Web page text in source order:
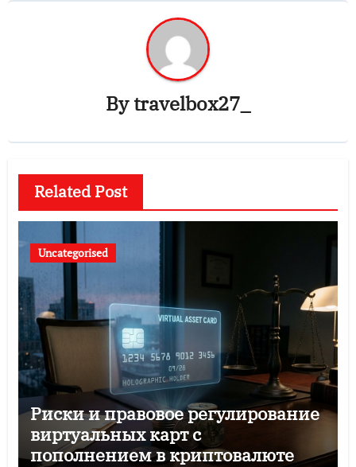
Bytravelbox27_
Related Post
Uncategorised
Риски и правовое регулирование
виртуальных карт с
пополнением в криптовалюте